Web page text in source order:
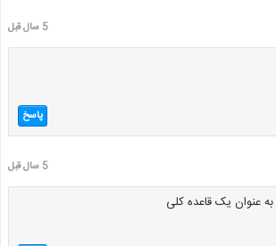
5 سال قبل
پاسخ
5 سال قبل
به عنوان یک قاعده کلی